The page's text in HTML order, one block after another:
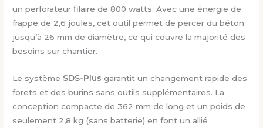
un perforateur filaire de 800 watts. Avec une énergie de
frappe de 2,6 joules, cet outil permet de percer du béton
jusqu’à 26 mm de diamètre, ce qui couvre la majorité des
besoins sur chantier.
Le système SDS-Plus garantit un changement rapide des
forets et des burins sans outils supplémentaires. La
conception compacte de 362 mm de long et un poids de
seulement 2,8 kg (sans batterie) en font un allié